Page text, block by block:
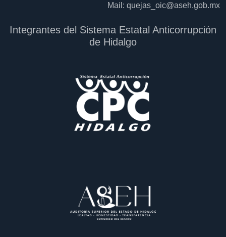
Mail: quejas_oic@aseh.gob.mx
Integrantes del Sistema Estatal Anticorrupción
de Hidalgo